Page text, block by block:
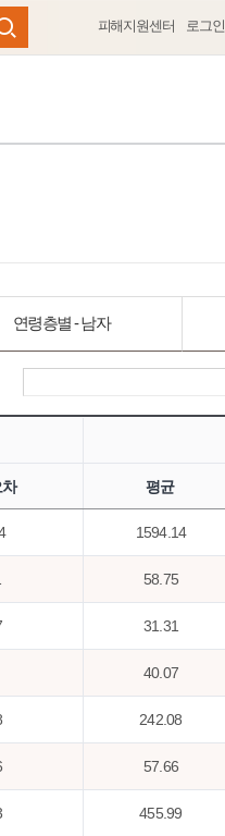
펼치기
검색
피해지원센터 로그인
연령층별 - 남자
차 평균
1594.14
58.75
31.31
40.07
242.08
57.66
455.99